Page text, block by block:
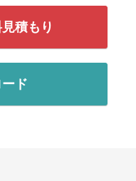
積もり
ド